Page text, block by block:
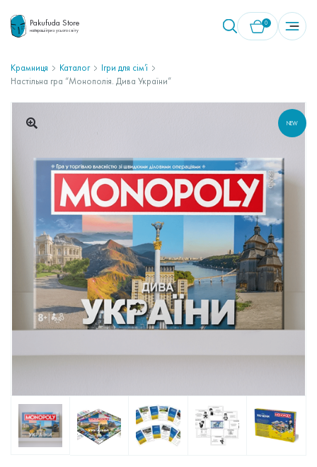
Pakufuda Store
найкращі ігри з усього світу
0
У кошику немає товарів.
Крамниця Каталог
Ігри для сім’ї
Настільна гра “Монополія. Дива України”
NEW